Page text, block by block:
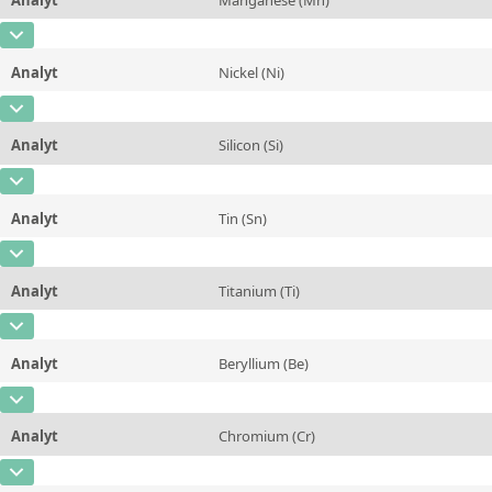
Einheit %
Zusätzliche Informationen
Methode
CAS-Nummer
Konzentration 0,0096
Einheit %
Zusätzliche Informationen
Analyt Nickel (Ni)
CAS-Nummer
Konzentration 0,0044
Einheit
Analyt Silicon (Si)
CAS-Nummer
Konzentration 5,97
Einheit %
Zusätzliche Informationen
Analyt Tin (Sn)
CAS-Nummer
Konzentration ~0,0018
Einheit
Analyt Titanium (Ti)
CAS-Nummer
Konzentration 0,0071
Einheit %
Zusätzliche Informationen
Analyt Beryllium (Be)
CAS-Nummer
Konzentration 0,022
Einheit
Analyt Chromium (Cr)
CAS-Nummer